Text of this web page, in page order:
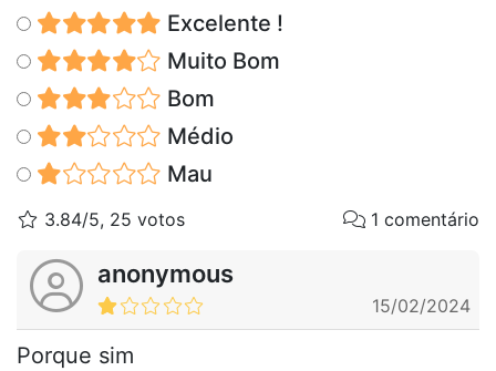
Excelente !
Muito Bom
Bom
Médio
Mau
3.84/5, 25 votos 1 comentário
anonymous
15/02/2024
Porque sim